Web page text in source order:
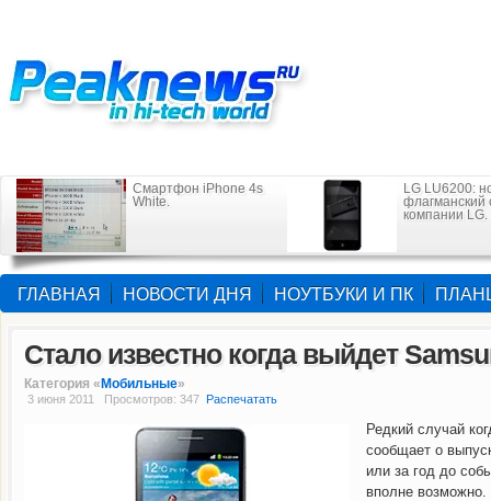
Смартфон iPhone 4s
White.
LG LU6200:
флагманский
компании LG.
ГЛАВНАЯ НОВОСТИ ДНЯ НОУТБУКИ И ПК
Стало известно когда выйдет
Категория « Мобильные»
3 июня 2011 Просмотров: 347 Распечатать
Редкий случай
сообщает о
или за год до
вполне